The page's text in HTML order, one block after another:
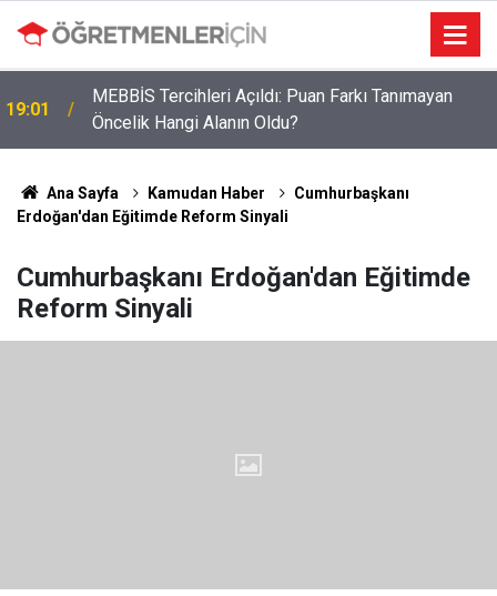
09:03
Öğretmenlere Müjdeli Haber: Bu 12 İlde Norm
Kadro Tıkanıklığı Yaşanmayacak
Ana Sayfa Kamudan Haber
Cumhurbaşkanı
Erdoğan'dan Eğitimde Reform Sinyali
Cumhurbaşkanı Erdoğan'dan Eğitimde
Reform Sinyali